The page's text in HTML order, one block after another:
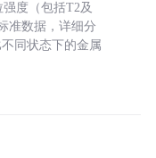
度（包括T2及
准数据，详细分
同状态下的金属